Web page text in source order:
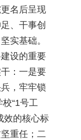
名后呈现
、干事创
实基础。
设的重要
：一是要
，牢牢锁
“1号工
效的核心标
重任；二